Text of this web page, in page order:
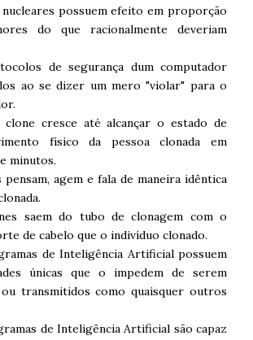
nucleares possuem efeito em proporção
do que racionalmente deveriam
de segurança dum computador
ao se dizer um mero "violar" para o
clone cresce até alcançar o estado de
físico da pessoa clonada em
minutos.
pensam, agem e fala de maneira idêntica
saem do tubo de clonagem com o
de cabelo que o indivíduo clonado.
de Inteligência Artificial possuem
únicas que o impedem de serem
transmitidos como quaisquer outros
de Inteligência Artificial são capaz